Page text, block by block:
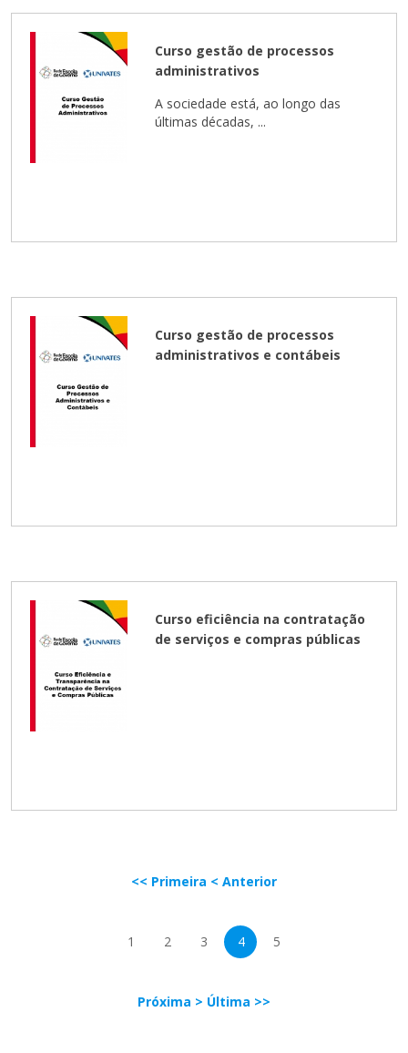
Curso gestão de processos
administrativos
A sociedade está, ao longo das
últimas décadas, ...
Curso gestão de processos
administrativos e contábeis
Curso eficiência na contratação
de serviços e compras públicas
<< Primeira < Anterior
1 2 3 4 5
Próxima > Última >>